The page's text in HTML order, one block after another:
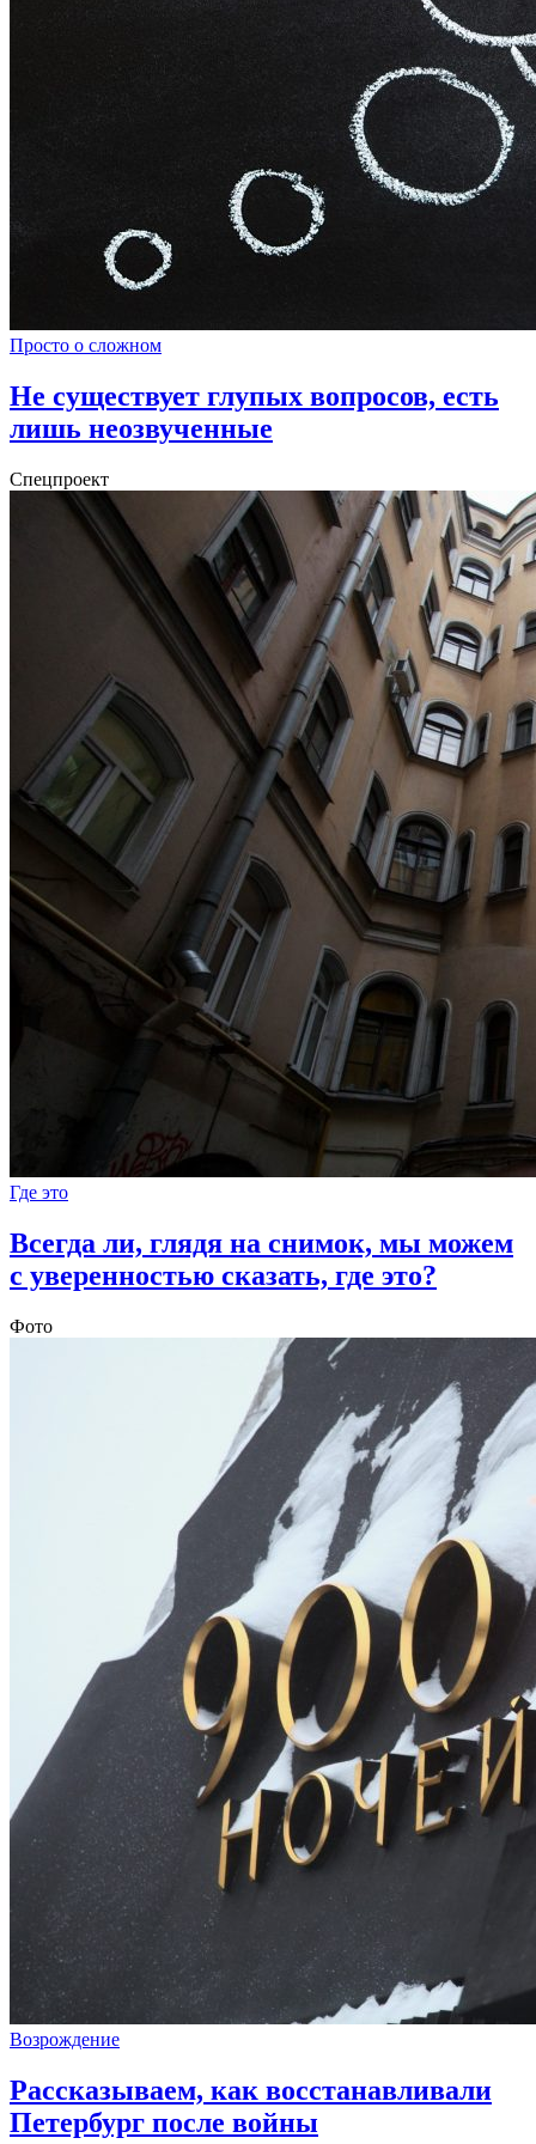
Просто о сложном
Не существует глупых вопросов, есть
лишь неозвученные
Спецпроект
Где это
Всегда ли, глядя на снимок, мы можем
с уверенностью сказать, где это?
Фото
Возрождение
Рассказываем, как восстанавливали
Петербург после войны